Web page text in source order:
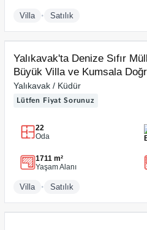
Villa • Satılık
SATILIK
Yalıkavak'ta Denize Sıfır
Büyük Villa ve Kumsala
Yalıkavak / Küdür
Lütfen Fiyat Sorunuz
22
Oda
1711 m²
Yaşam Alanı
Villa • Satılık